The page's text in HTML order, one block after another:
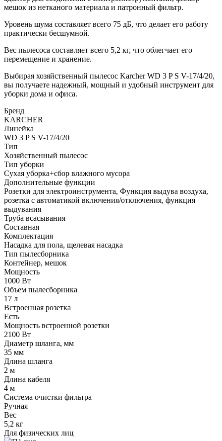
мешок из нетканого материала и патронный фильтр.
Уровень шума составляет всего 75 дБ, что делает его работу
практически бесшумной.
Вес пылесоса составляет всего 5,2 кг, что облегчает его
перемещение и хранение.
Выбирая хозяйственный пылесос Karcher WD 3 P S V-17/4/20,
вы получаете надежный, мощный и удобный инструмент для
уборки дома и офиса.
Бренд
KARCHER
Линейка
WD 3 P S V-17/4/20
Тип
Хозяйственный пылесос
Тип уборки
Сухая уборка+сбор влажного мусора
Дополнительные функции
Розетки для электроинструмента, Функция выдува воздуха,
розетка с автоматикой включения/отключения, функция
выдувания
Труба всасывания
Составная
Комплектация
Насадка для пола, щелевая насадка
Тип пылесборника
Контейнер, мешок
Мощность
1000 Вт
Объем пылесборника
17 л
Встроенная розетка
Есть
Мощность встроенной розетки
2100 Вт
Диаметр шланга, мм
35 мм
Длина шланга
2 м
Длина кабеля
4 м
Система очистки фильтра
Ручная
Вес
5,2 кг
Для физических лиц